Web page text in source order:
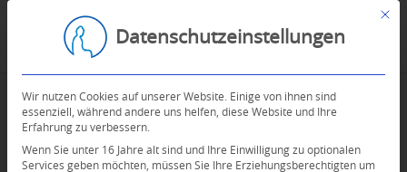
Mit
Datenschutzeinstellungen
Wir nutzen Cookies auf unserer Website. Einige von ihnen sind
essenziell, während andere uns helfen, diese Website und Ihre
Erfahrung zu verbessern.
Wenn Sie unter 16 Jahre alt sind und Ihre Einwilligung zu optionalen
Services geben möchten, müssen Sie Ihre Erziehungsberechtigten um